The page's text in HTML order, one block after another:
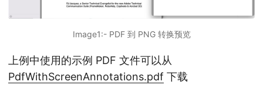
Image1:- PDF 到 PNG 转换预览
上例中使用的示例 PDF 文件可以从
PdfWithScreenAnnotations.pdf 下载